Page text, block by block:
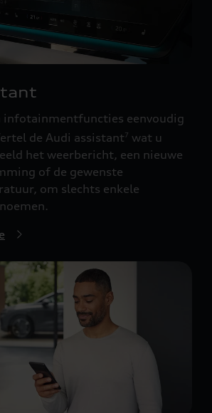
infotainmentfuncties eenvoudig
de Audi assistant7 wat u
het weerbericht, een nieuwe
of de gewenste
om slechts enkele